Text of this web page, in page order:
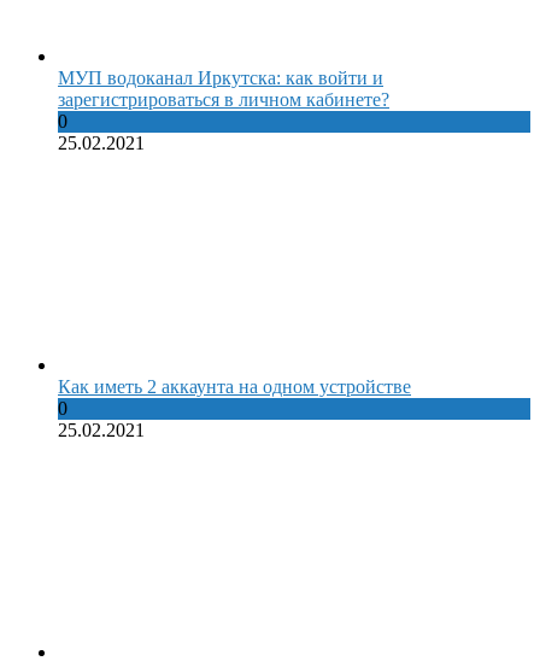
МУП водоканал Иркутска: как войти и
зарегистрироваться в личном кабинете?
0
25.02.2021
Как иметь 2 аккаунта на одном устройстве
0
25.02.2021